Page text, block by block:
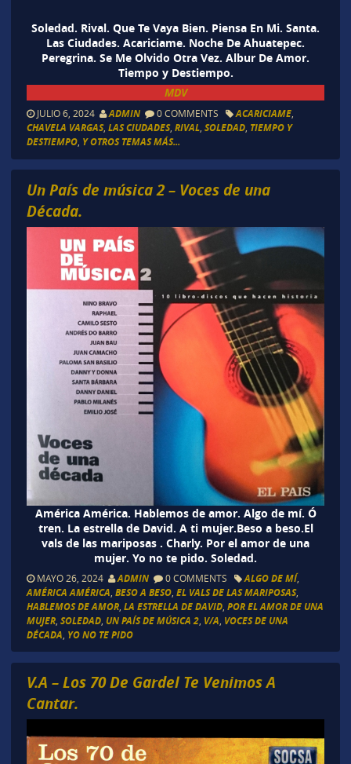
Soledad. Rival. Que Te Vaya Bien. Piensa En Mi. Santa.
Las Ciudades. Acariciame. Noche De Ahuatepec.
Peregrina. Se Me Olvido Otra Vez. Albur De Amor.
Tiempo y Destiempo.
MDV
JULIO 6, 2024 ADMIN 0 COMMENTS ACARICIAME,
CHAVELA VARGAS, LAS CIUDADES, RIVAL, SOLEDAD, TIEMPO Y
DESTIEMPO, Y OTROS TEMAS MÁS...
Un País de música 2 – Voces de una
Década.
América América. Hablemos de amor. Algo de mí. Ó
tren. La estrella de David. A ti mujer.Beso a beso.El
vals de las mariposas . Charly. Por el amor de una
mujer. Yo no te pido. Soledad.
MAYO 26, 2024 ADMIN 0 COMMENTS ALGO DE MÍ,
AMÉRICA AMÉRICA BESO A BESO, EL VALS DE LAS MARIPOSAS,
HABLEMOS DE AMOR, LA ESTRELLA DE DAVID, POR EL AMOR DE UNA
MUJER, SOLEDAD, UN PAÍS DE MÚSICA 2, V/A VOCES DE UNA
DÉCADA YO NO TE PIDO
V.A – Los 70 De Gardel Te Venimos A
Cantar.